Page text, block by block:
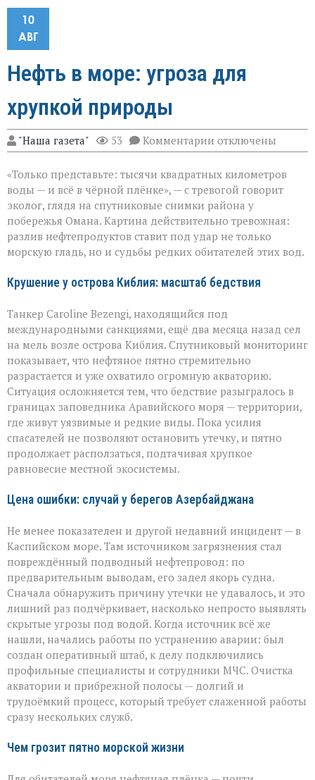
10
АВГ
Нефть в море: угроза для
хрупкой природы
"Наша газета" 53 Комментарии к
записи
в
море:
угроза
для
хрупкой
природы
отключены
«Только представьте: тысячи квадратных километров
воды — и всё в чёрной плёнке», — с тревогой говорит
эколог, глядя на спутниковые снимки района у
побережья Омана. Картина действительно тревожная:
разлив нефтепродуктов ставит под удар не только
морскую гладь, но и судьбы редких обитателей этих вод.
Крушение у острова Киблия: масштаб бедствия
Танкер Caroline Bezengi, находящийся под
международными санкциями, ещё два месяца назад сел
на мель возле острова Киблия. Спутниковый мониторинг
показывает, что нефтяное пятно стремительно
разрастается и уже охватило огромную акваторию.
Ситуация осложняется тем, что бедствие разыгралось в
границах заповедника Аравийского моря — территории,
где живут уязвимые и редкие виды. Пока усилия
спасателей не позволяют остановить утечку, и пятно
продолжает расползаться, подтачивая хрупкое
равновесие местной экосистемы.
Цена ошибки: случай у берегов Азербайджана
Не менее показателен и другой недавний инцидент — в
Каспийском море. Там источником загрязнения стал
повреждённый подводный нефтепровод: по
предварительным выводам, его задел якорь судна.
Сначала обнаружить причину утечки не удавалось, и это
лишний раз подчёркивает, насколько непросто выявлять
скрытые угрозы под водой. Когда источник всё же
нашли, начались работы по устранению аварии: был
создан оперативный штаб, к делу подключились
профильные специалисты и сотрудники МЧС. Очистка
акватории и прибрежной полосы — долгий и
трудоёмкий процесс, который требует слаженной работы
сразу нескольких служб.
Чем грозит пятно морской жизни